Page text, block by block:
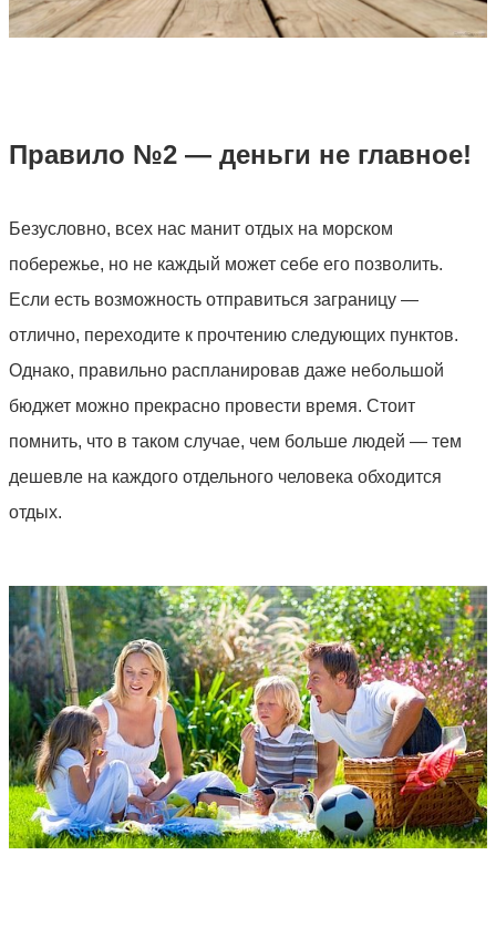
Правило №2 — деньги не главное!
Безусловно, всех нас манит отдых на морском
побережье, но не каждый может себе его позволить.
Если есть возможность отправиться заграницу —
отлично, переходите к прочтению следующих пунктов.
Однако, правильно распланировав даже небольшой
бюджет можно прекрасно провести время. Стоит
помнить, что в таком случае, чем больше людей — тем
дешевле на каждого отдельного человека обходится
отдых.